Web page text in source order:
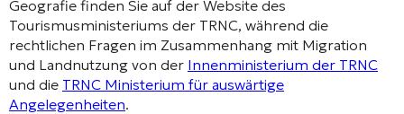
Geografie finden Sie auf der Website des
Tourismusministeriums der TRNC, während die
rechtlichen Fragen im Zusammenhang mit Migration
und Landnutzung von der Innenministerium der TRNC
und die TRNC Ministerium für auswärtige
Angelegenheiten.